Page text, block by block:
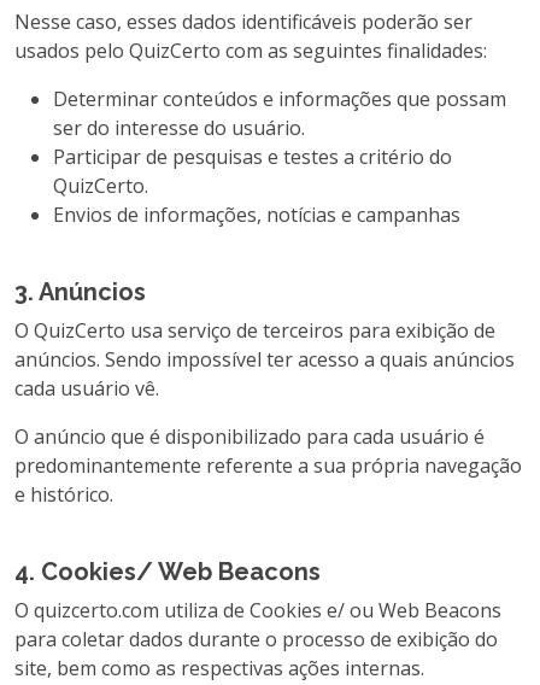
Nesse caso, esses dados identificáveis poderão ser
usados pelo QuizCerto com as seguintes finalidades:
Determinar conteúdos e informações que possam
ser do interesse do usuário.
Participar de pesquisas e testes a critério do
QuizCerto.
Envios de informações, notícias e campanhas
3. Anúncios
O QuizCerto usa serviço de terceiros para exibição de
anúncios. Sendo impossível ter acesso a quais anúncios
cada usuário vê.
O anúncio que é disponibilizado para cada usuário é
predominantemente referente a sua própria navegação
e histórico.
4. Cookies/ Web Beacons
O quizcerto.com utiliza de Cookies e/ ou Web Beacons
para coletar dados durante o processo de exibição do
site, bem como as respectivas ações internas.